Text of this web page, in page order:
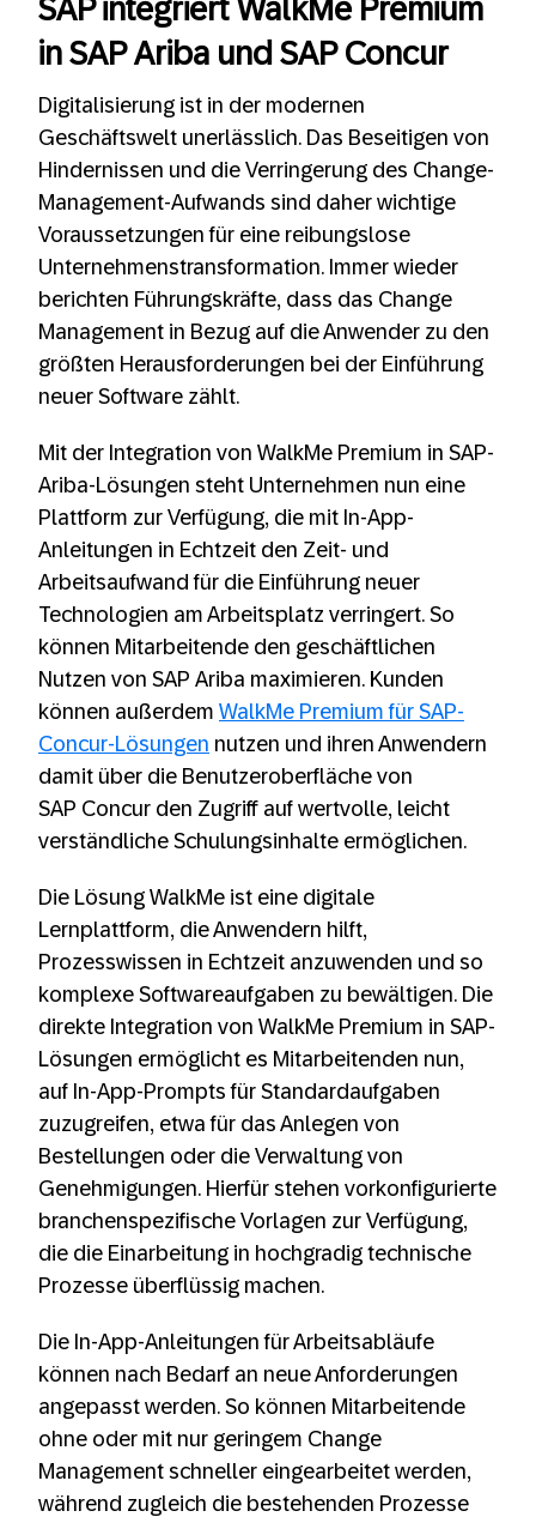
SAP integriert WalkMe Premium
in SAP Ariba und SAP Concur
Digitalisierung ist in der modernen
Geschäftswelt unerlässlich. Das Beseitigen von
Hindernissen und die Verringerung des Change-
Management-Aufwands sind daher wichtige
Voraussetzungen für eine reibungslose
Unternehmenstransformation. Immer wieder
berichten Führungskräfte, dass das Change
Management in Bezug auf die Anwender zu den
größten Herausforderungen bei der Einführung
neuer Software zählt.
Mit der Integration von WalkMe Premium in SAP-
Ariba-Lösungen steht Unternehmen nun eine
Plattform zur Verfügung, die mit In-App-
Anleitungen in Echtzeit den Zeit- und
Arbeitsaufwand für die Einführung neuer
Technologien am Arbeitsplatz verringert. So
können Mitarbeitende den geschäftlichen
Nutzen von SAP Ariba maximieren. Kunden
können außerdem WalkMe Premium für SAP-
Concur-Lösungen nutzen und ihren Anwendern
damit über die Benutzeroberfläche von
SAP Concur den Zugriff auf wertvolle, leicht
verständliche Schulungsinhalte ermöglichen.
Die Lösung WalkMe ist eine digitale
Lernplattform, die Anwendern hilft,
Prozesswissen in Echtzeit anzuwenden und so
komplexe Softwareaufgaben zu bewältigen. Die
direkte Integration von WalkMe Premium in SAP-
Lösungen ermöglicht es Mitarbeitenden nun,
auf In-App-Prompts für Standardaufgaben
zuzugreifen, etwa für das Anlegen von
Bestellungen oder die Verwaltung von
Genehmigungen. Hierfür stehen vorkonfigurierte
branchenspezifische Vorlagen zur Verfügung,
die die Einarbeitung in hochgradig technische
Prozesse überflüssig machen.
Die In-App-Anleitungen für Arbeitsabläufe
können nach Bedarf an neue Anforderungen
angepasst werden. So können Mitarbeitende
ohne oder mit nur geringem Change
Management schneller eingearbeitet werden,
während zugleich die bestehenden Prozesse